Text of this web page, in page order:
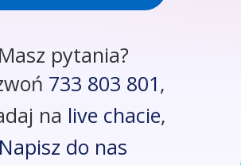
Masz pytania?
733 803 801,
na live chacie,
Napisz do nas